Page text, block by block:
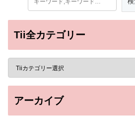
Tii全カテゴリー
アーカイブ